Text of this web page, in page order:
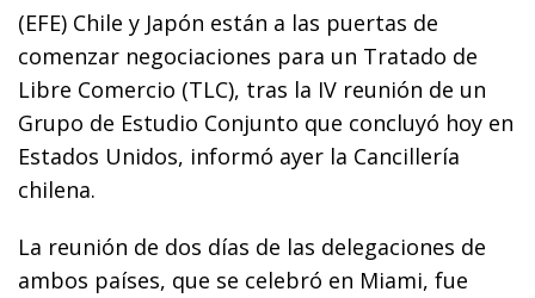
(EFE) Chile y Japón están a las puertas de
comenzar negociaciones para un Tratado de
Libre Comercio (TLC), tras la IV reunión de un
Grupo de Estudio Conjunto que concluyó hoy en
Estados Unidos, informó ayer la Cancillería
chilena.
La reunión de dos días de las delegaciones de
ambos países, que se celebró en Miami, fue